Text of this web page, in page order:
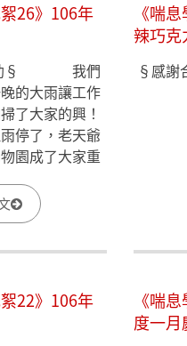
26》106年
贊助§ 我們
的大雨讓工作
了大家的興！
停了，老天爺
園成了大家重
《喘
辣巧克
​§感謝
22》106年
《喘
度一月